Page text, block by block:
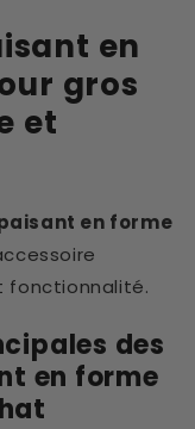
en
gros
et
en forme
fonctionnalité.
des
en forme